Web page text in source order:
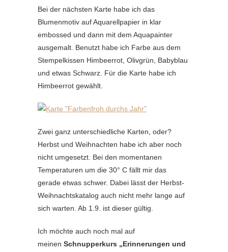
Bei der nächsten Karte habe ich das
Blumenmotiv auf Aquarellpapier in klar
embossed und dann mit dem Aquapainter
ausgemalt. Benutzt habe ich Farbe aus dem
Stempelkissen Himbeerrot, Olivgrün, Babyblau
und etwas Schwarz. Für die Karte habe ich
Himbeerrot gewählt.
Zwei ganz unterschiedliche Karten, oder?
Herbst und Weihnachten habe ich aber noch
nicht umgesetzt. Bei den momentanen
Temperaturen um die 30° C fällt mir das
gerade etwas schwer. Dabei lässt der Herbst-
Weihnachtskatalog auch nicht mehr lange auf
sich warten. Ab 1.9. ist dieser gültig.
Ich möchte auch noch mal auf
meinen Schnupperkurs „Erinnerungen und